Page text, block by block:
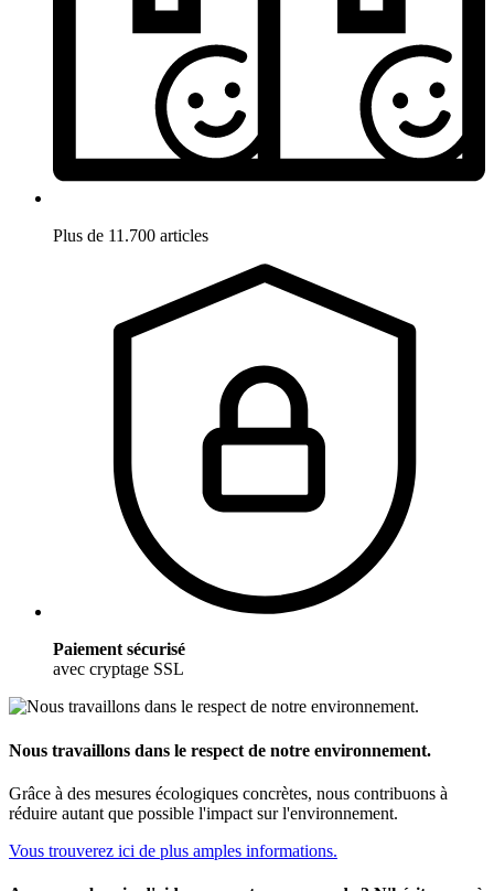
Plus de 11.700 articles
Paiement sécurisé
avec cryptage SSL
Nous travaillons dans le respect de notre environnement.
Grâce à des mesures écologiques concrètes, nous contribuons à
réduire autant que possible l'impact sur l'environnement.
Vous trouverez ici de plus amples informations.